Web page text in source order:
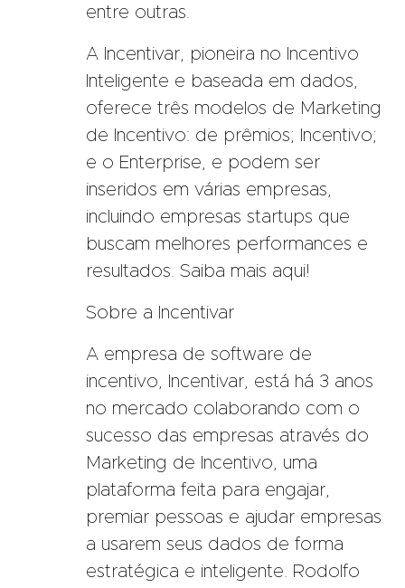
entre outras.
A Incentivar, pioneira no Incentivo
Inteligente e baseada em dados,
oferece três modelos de Marketing
de Incentivo: de prêmios; Incentivo;
e o Enterprise, e podem ser
inseridos em várias empresas,
incluindo empresas startups que
buscam melhores performances e
resultados. Saiba mais aqui!
Sobre a Incentivar
A empresa de software de
incentivo, Incentivar, está há 3 anos
no mercado colaborando com o
sucesso das empresas através do
Marketing de Incentivo, uma
plataforma feita para engajar,
premiar pessoas e ajudar empresas
a usarem seus dados de forma
estratégica e inteligente. Rodolfo